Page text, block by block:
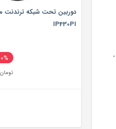
،
IP430PI
تومان